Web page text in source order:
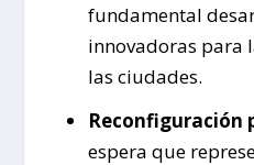
fundamental
innovadoras para
las ciudades.
Reconfiguración
espera que